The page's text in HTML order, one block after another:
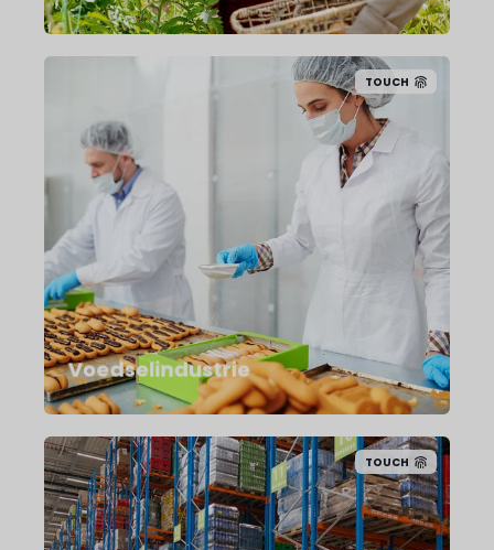
TOUCH
Voedselindustrie
In de voedselindustrie
draait alles om
continuïteit, hygiëne en
naleving van strikte
regels. Als een machine
uitvalt of een
onderhoudsactie niet
traceerbaar is, kunnen de
gevolgen groot zijn.
TOUCH